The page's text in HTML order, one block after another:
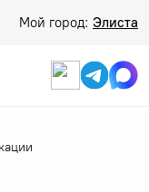
Мой город: Элиста